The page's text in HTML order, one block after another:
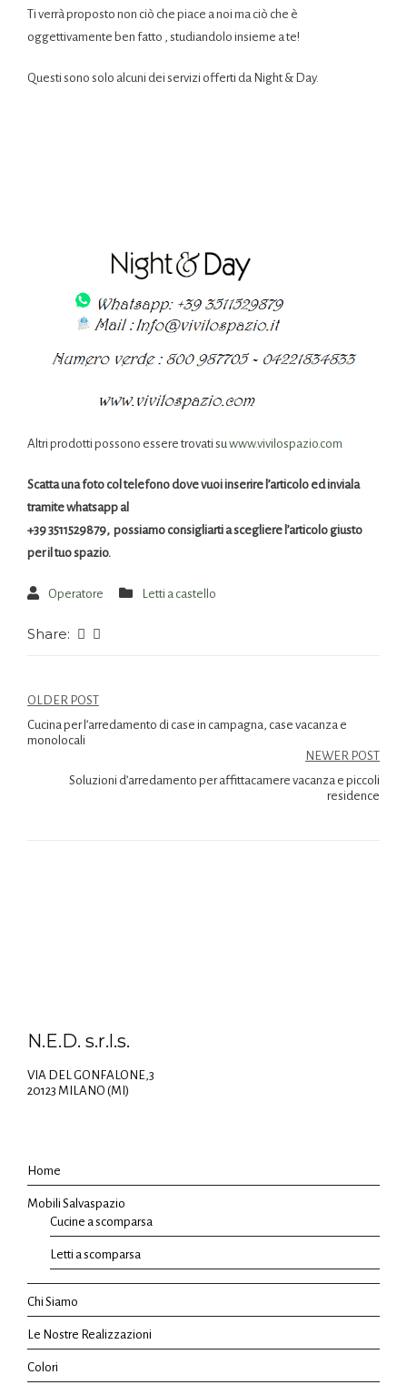
Ti verrà proposto non ciò che piace a noi ma ciò che è
oggettivamente ben fatto , studiandolo insieme a te!
Questi sono solo alcuni dei servizi offerti da Night & Day.
Altri prodotti possono essere trovati su www.vivilospazio.com
Scatta una foto col telefono dove vuoi inserire l’articolo ed inviala
tramite whatsapp al
+39 3511529879, possiamo consigliarti a scegliere l’articolo giusto
per il tuo spazio.
Operatore Letti a castello
Share:
OLDER POST
Cucina per l’arredamento di case in campagna, case vacanza e
monolocali
NEWER POST
Soluzioni d’arredamento per affittacamere vacanza e piccoli
residence
N.E.D. s.r.l.s.
VIA DEL GONFALONE,3
20123 MILANO (MI)
Home
Mobili Salvaspazio
Cucine a scomparsa
Letti a scomparsa
Chi Siamo
Le Nostre Realizzazioni
Colori